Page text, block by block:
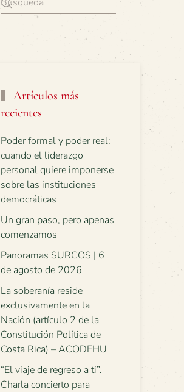
Artículos más
recientes
Poder formal y poder real:
cuando el liderazgo
personal quiere imponerse
sobre las instituciones
democráticas
Un gran paso, pero apenas
comenzamos
Panoramas SURCOS | 6
de agosto de 2026
La soberanía reside
exclusivamente en la
Nación (artículo 2 de la
Constitución Política de
Costa Rica) – ACODEHU
“El viaje de regreso a ti”.
Charla concierto para